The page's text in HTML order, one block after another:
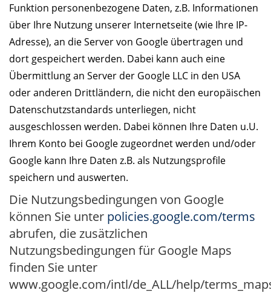
Funktion personenbezogene Daten, z.B. Informationen
über Ihre Nutzung unserer Internetseite (wie Ihre IP-
Adresse), an die Server von Google übertragen und
dort gespeichert werden. Dabei kann auch eine
Übermittlung an Server der Google LLC in den USA
oder anderen Drittländern, die nicht den europäischen
Datenschutzstandards unterliegen, nicht
ausgeschlossen werden. Dabei können Ihre Daten u.U.
Ihrem Konto bei Google zugeordnet werden und/oder
Google kann Ihre Daten z.B. als Nutzungsprofile
speichern und auswerten.
Die Nutzungsbedingungen von Google
können Sie unter policies.google.com/terms
abrufen, die zusätzlichen
Nutzungsbedingungen für Google Maps
finden Sie unter
www.google.com/intl/de_ALL/help/